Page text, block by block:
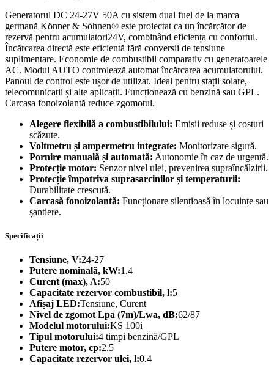
Generatorul DC 24-27V 50A cu sistem dual fuel de la marca
germană Könner & Söhnen® este proiectat ca un încărcător de
rezervă pentru acumulatori24V, combinând eficiența cu confortul.
Încărcarea directă este eficientă fără conversii de tensiune
suplimentare. Economie de combustibil comparativ cu generatoarele
AC. Modul AUTO controlează automat încărcarea acumulatorului.
Panoul de control este ușor de utilizat. Ideal pentru stații solare,
telecomunicații și alte aplicații. Funcționează cu benzină sau GPL.
Carcasa fonoizolantă reduce zgomotul.
Alegere flexibilă a combustibilului: Emisii reduse și costuri
scăzute.
Voltmetru și ampermetru integrate: Monitorizare sigură.
Pornire manuală și automată: Autonomie în caz de urgență.
Protecție motor: Senzor nivel ulei, prevenirea supraîncălzirii.
Protecție împotriva suprasarcinilor și temperaturii:
Durabilitate crescută.
Carcasă fonoizolantă: Funcționare silențioasă în locuințe sau
șantiere.
Specificații
Tensiune, V:24-27
Putere nominală, kW:1.4
Curent (max), A:50
Capacitate rezervor combustibil, l:5
Afișaj LED:Tensiune, Curent
Nivel de zgomot Lpa (7m)/Lwa, dB:62/87
Modelul motorului:KS 100i
Tipul motorului:4 timpi benzină/GPL
Putere motor, cp:2.5
Capacitate rezervor ulei, l:0.4